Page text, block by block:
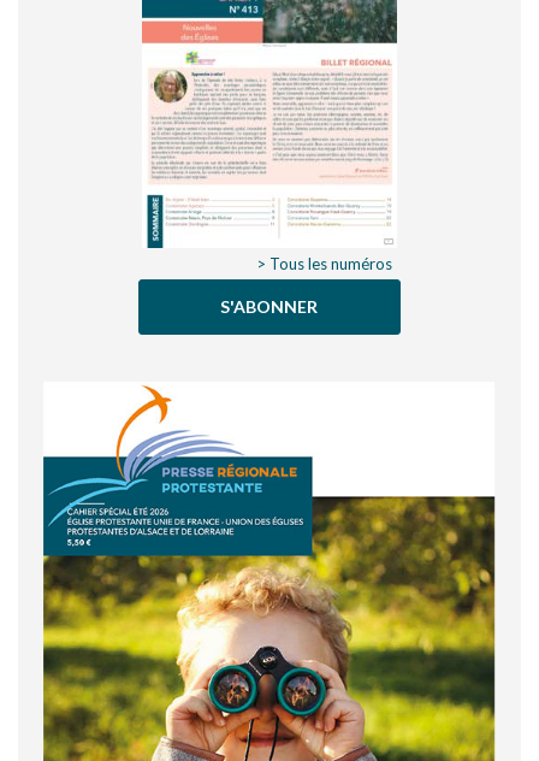
> Tous les numéros
S'ABONNER